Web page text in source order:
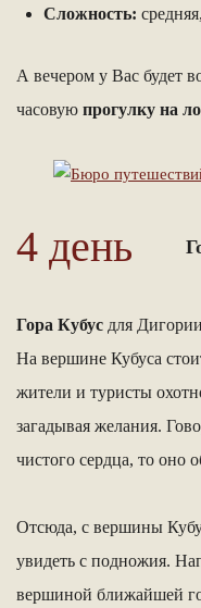
Сложность:
А вечером у Вас будет
часовую прогулку на
4 день
Гора Кубус для
На вершине Кубуса
жители и туристы
загадывая желания.
чистого сердца, то оно
Отсюда, с вершины
увидеть с подножия.
вершиной ближайшей